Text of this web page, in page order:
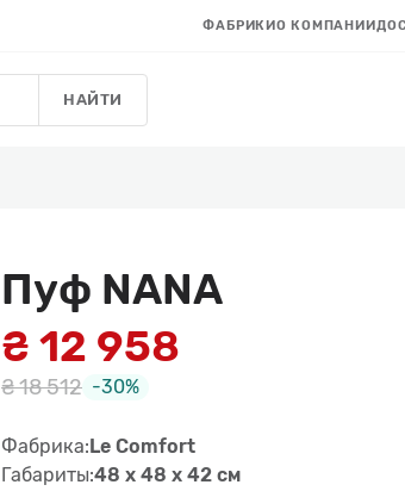
ФАБРИКИО КОМПАНИИ
НАЙТИ
Пуф NANA
₴ 12 958
₴ 18 512 -30%
Фабрика:Le Comfort
Габариты:48 x 48 x 42 см